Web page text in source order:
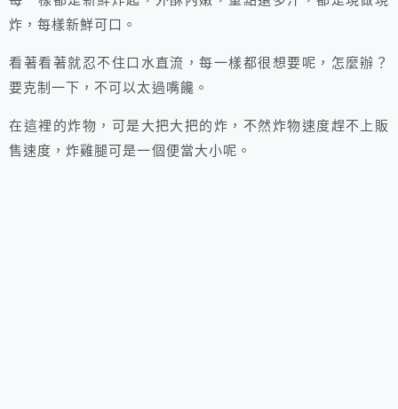
炸，每樣新鮮可口。
看著看著就忍不住口水直流，每一樣都很想要呢，怎麼辦？
要克制一下，不可以太過嘴饞。
在這裡的炸物，可是大把大把的炸，不然炸物速度趕不上販
售速度，炸雞腿可是一個便當大小呢。